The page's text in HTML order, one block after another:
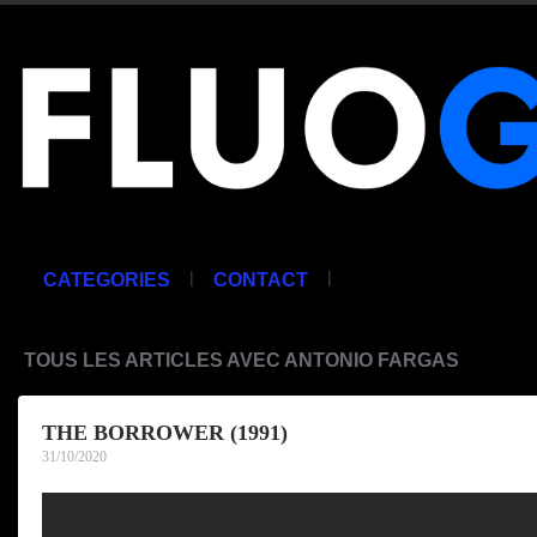
CATEGORIES | CONTACT |
TOUS LES ARTICLES AVEC ANTONIO FARGAS
THE BORROWER (1991)
31/10/2020